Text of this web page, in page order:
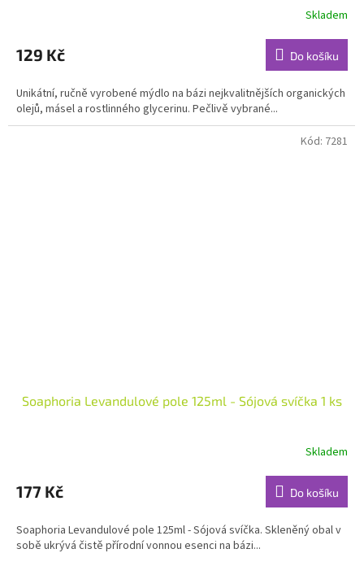
produktu
je
z
5
hvězdiček.
Skladem
129 Kč Do košíku
Unikátní, ručně vyrobené mýdlo na bázi nejkvalitnějších organických
olejů, másel a rostlinného glycerinu. Pečlivě vybrané...
Soaphoria Levandulové pole 125ml - Sójová svíčka 1 ks
produktu
je
z
5
Skladem
177 Kč Do košíku
Soaphoria Levandulové pole 125ml - Sójová svíčka. Skleněný obal v
sobě ukrývá čistě přírodní vonnou esenci na bázi...
Kód: 7281